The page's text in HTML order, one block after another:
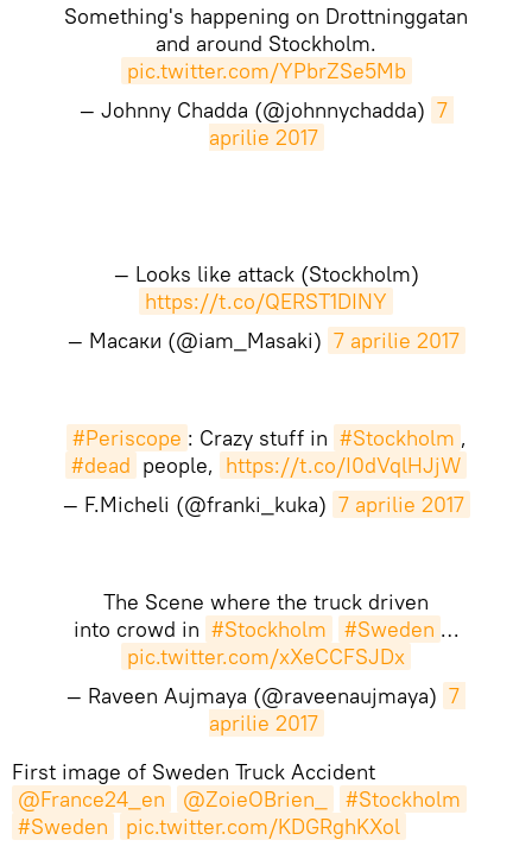
Something's happening on Drottninggatan
and around Stockholm.
pic.twitter.com/YPbrZSe5Mb
— Johnny Chadda (@johnnychadda) 7
aprilie 2017
— Looks like attack (Stockholm)
https://t.co/QERST1DINY
— Масаки (@iam_Masaki) 7 aprilie 2017
#Periscope : Crazy stuff in #Stockholm ,
#dead people, https://t.co/I0dVqlHJjW
— F.Micheli (@franki_kuka) 7 aprilie 2017
The Scene where the truck driven
into crowd in #Stockholm #Sweden …
pic.twitter.com/xXeCCFSJDx
— Raveen Aujmaya (@raveenaujmaya) 7
aprilie 2017
​First image of Sweden Truck Accident
@France24_en
@ZoieOBrien_
#Stockholm
#Sweden
pic.twitter.com/KDGRghKXol